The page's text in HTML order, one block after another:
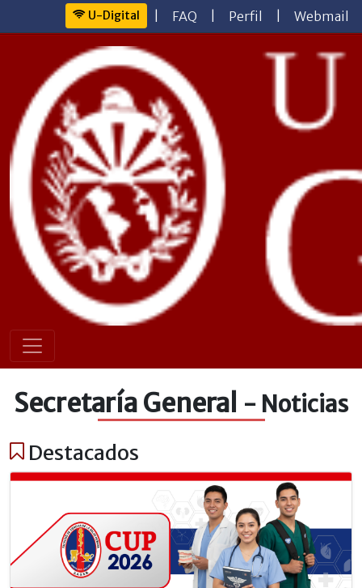
U-Digital FAQ Perfil Webmail
Secretaría General - Noticias
Destacados